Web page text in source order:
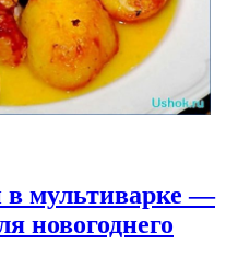
в мультиварке —
новогоднего